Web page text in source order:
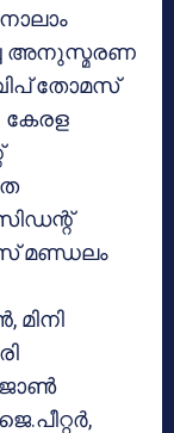
അനുസ്മരണ
തോമസ്
കേരള
മണ്ഡലം